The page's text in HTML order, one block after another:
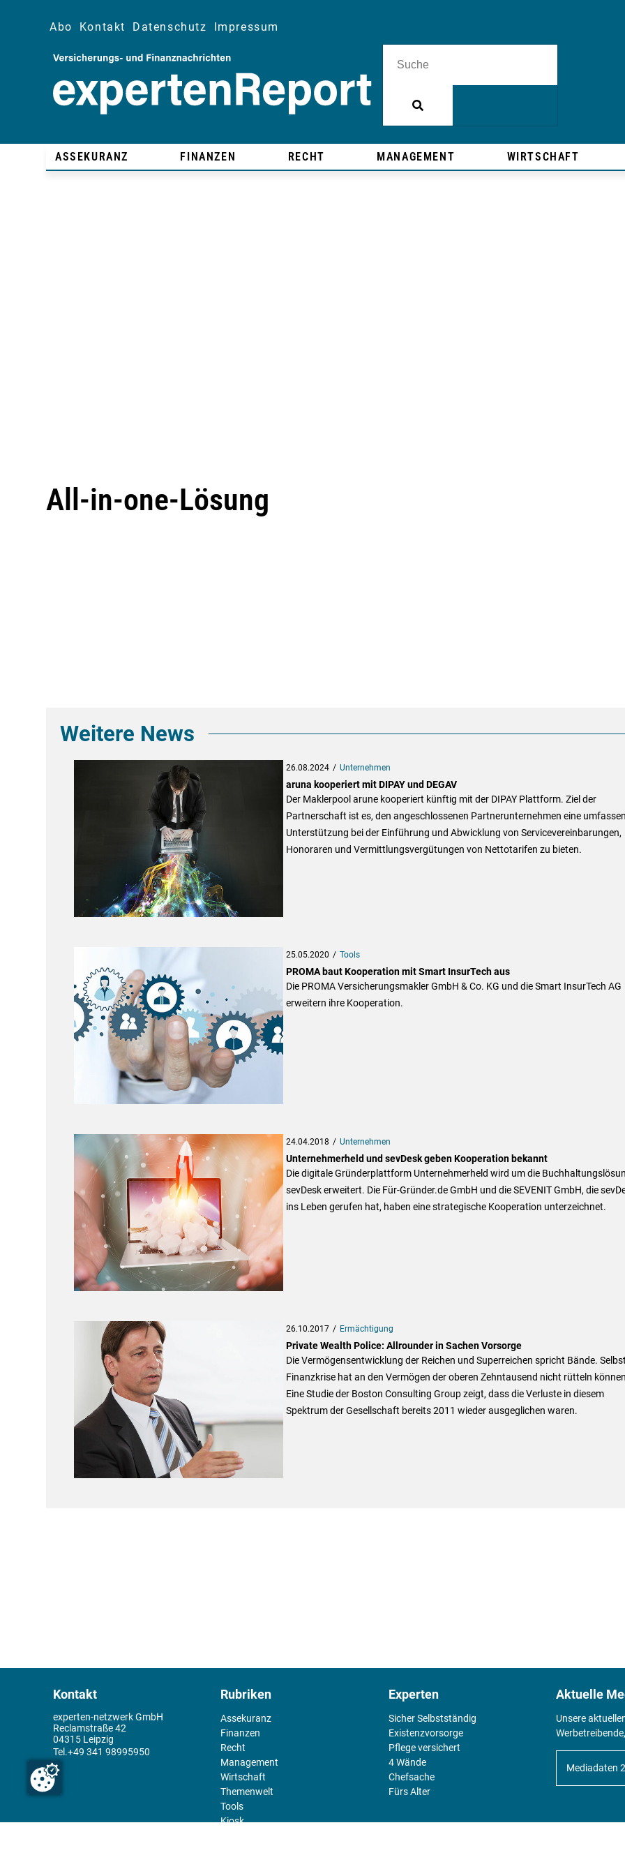
Abo Kontakt Datenschutz Impressum
ASSEKURANZ FINANZEN RECHT MANAGEMENT WIRTSCHAFT
All-in-one-Lösung
Weitere News
26.08.2024 Unternehmen
aruna kooperiert mit DIPAY und DEGAV
Der Maklerpool arune kooperiert künftig mit der DIPAY Plattform. Ziel der
Partnerschaft ist es, den angeschlossenen Partnerunternehmen eine
Unterstützung bei der Einführung und Abwicklung von Servicevereinbarungen,
Honoraren und Vermittlungsvergütungen von Nettotarifen zu bieten.
25.05.2020 Tools
PROMA baut Kooperation mit Smart InsurTech aus
Die PROMA Versicherungsmakler GmbH & Co. KG und die Smart InsurTech AG
erweitern ihre Kooperation.
24.04.2018 Unternehmen
Unternehmerheld und sevDesk geben Kooperation bekannt
Die digitale Gründerplattform Unternehmerheld wird um die
sevDesk erweitert. Die Für-Gründer.de GmbH und die SEVENIT GmbH, die
ins Leben gerufen hat, haben eine strategische Kooperation unterzeichnet.
26.10.2017 Ermächtigung
Private Wealth Police: Allrounder in Sachen Vorsorge
Die Vermögensentwicklung der Reichen und Superreichen spricht Bände.
Finanzkrise hat an den Vermögen der oberen Zehntausend nicht rütteln
Eine Studie der Boston Consulting Group zeigt, dass die Verluste in diesem
Spektrum der Gesellschaft bereits 2011 wieder ausgeglichen waren.
Kontakt
experten-netzwerk GmbH
Reclamstraße 42
04315 Leipzig
+49 341 98995950
Rubriken
Assekuranz
Finanzen
Recht
Management
Wirtschaft
Themenwelt
Tools
Kiosk
Experten
Sicher Selbstständig
Existenz­vorsorge
Pflege versichert
4 Wände
Chefsache
Fürs Alter
Aktuelle
Unsere
Mediadaten